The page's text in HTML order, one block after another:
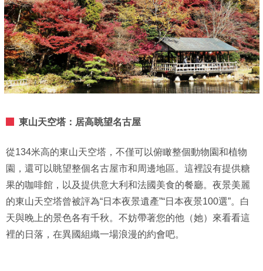
東山天空塔：居高眺望名古屋
從134米高的東山天空塔，不僅可以俯瞰整個動物園和植物
園，還可以眺望整個名古屋市和周邊地區。這裡設有提供糖
果的咖啡館，以及提供意大利和法國美食的餐廳。夜景美麗
的東山天空塔曾被評為“日本夜景遺產”“日本夜景100選”。白
天與晚上的景色各有千秋。不妨帶著您的他（她）來看看這
裡的日落，在異國組織一場浪漫的約會吧。